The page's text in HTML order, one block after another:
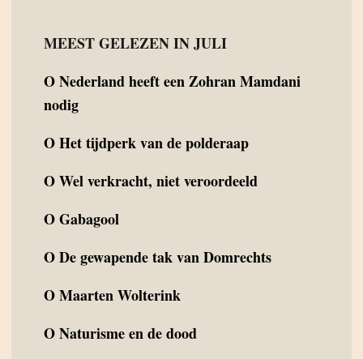
MEEST GELEZEN IN JULI
ONederland heeft een Zohran Mamdani
nodig
OHet tijdperk van de polderaap
OWel verkracht, niet veroordeeld
OGabagool
ODe gewapende tak van Domrechts
OMaarten Wolterink
ONaturisme en de dood